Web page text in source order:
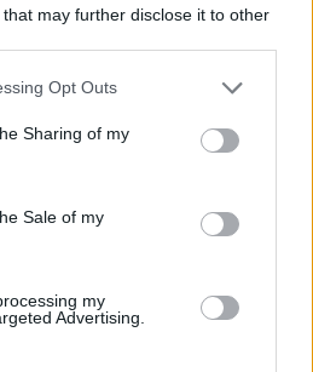
that may further disclose it to other
app uses one or more Google
behaviour. You may click to
and its third-party tags to
purposes in below Google
Opt Outs
Sharing of my
Sale of my
my
Advertising.